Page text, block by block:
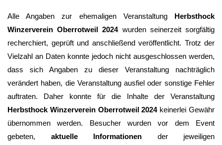
Alle Angaben zur ehemaligen Veranstaltung Herbsthock
Winzerverein Oberrotweil 2024wurden seinerzeit sorgfältig
recherchiert, geprüft und anschließend veröffentlicht. Trotz der
Vielzahl an Daten konnte jedoch nicht ausgeschlossen werden,
dass sich Angaben zu dieser Veranstaltung nachträglich
verändert haben, die Veranstaltung ausfiel oder sonstige Fehler
auftraten. Daher konnte für die Inhalte der Veranstaltung
Herbsthock Winzerverein Oberrotweil 2024keinerlei Gewähr
übernommen werden. Besucher wurden vor dem Event
gebeten, aktuelle Informationen der jeweiligen